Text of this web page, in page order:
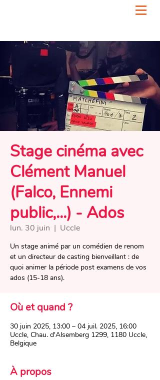
Stage cinéma avec
Clément Manuel
(Falco, Ennemi
public,...) - Ados
lun. 30 juin
  |
Uccle
Un stage animé par un comédien de renom
et un directeur de casting bienveillant : de
quoi animer la période post examens de vos
ados (15-18 ans).
Où et quand ?
30 juin 2025, 13:00 – 04 juil. 2025, 16:00
Uccle, Chau. d'Alsemberg 1299, 1180 Uccle,
Belgique
À propos